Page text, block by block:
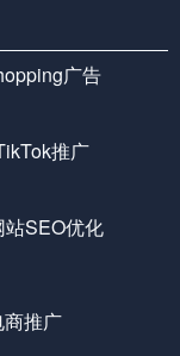
广告
推广
站SEO优化
推广